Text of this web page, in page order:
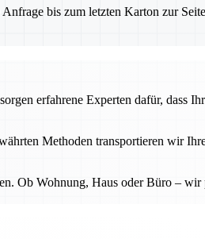
bis zum letzten Karton zur
erfahrene Experten dafür, dass
Methoden transportieren wir
Ob Wohnung, Haus oder Büro – wir